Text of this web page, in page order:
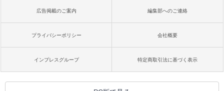
広告掲載のご案内 編集部へのご連絡
プライバシーポリシー 会社概要
インプレスグループ 特定商取引法に基づく表示